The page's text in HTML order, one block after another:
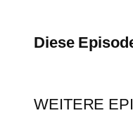
Diese
WEITERE